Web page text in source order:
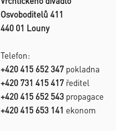
Osvoboditelů 411
440 01 Louny
Telefon:
+420 415 652 347 pokladna
+420 731 415 417 ředitel
+420 415 652 543 propagace
+420 415 653 141 ekonom